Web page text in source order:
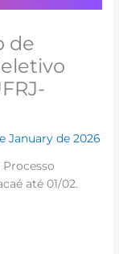
de
January de 2026
até 01/02.